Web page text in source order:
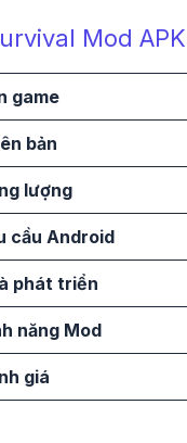
Mod APK
game
bản
lượng
cầu Android
phát triển
năng Mod
giá